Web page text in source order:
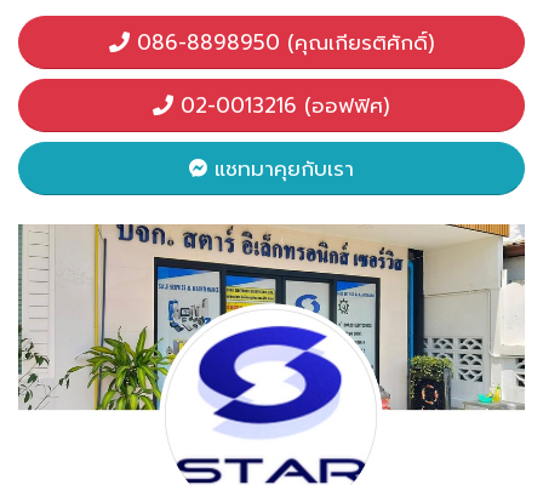
086-8898950 (คุณเกียรติศักดิ์)
02-0013216 (ออฟฟิศ)
แชทมาคุยกับเรา